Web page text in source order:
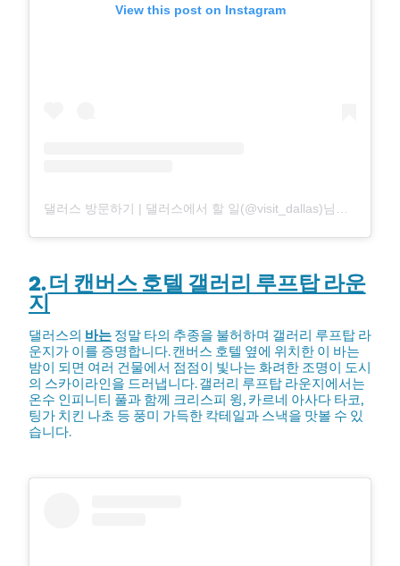
View this post on Instagram
2.더 캔버스 호텔 갤러리 루프탑 라운
지
댈러스의 바는 정말 타의 추종을 불허하며 갤러리 루프탑 라
운지가 이를 증명합니다. 캔버스 호텔 옆에 위치한 이 바는
밤이 되면 여러 건물에서 점점이 빛나는 화려한 조명이 도시
의 스카이라인을 드러냅니다. 갤러리 루프탑 라운지에서는
온수 인피니티 풀과 함께 크리스피 윙, 카르네 아사다 타코,
팅가 치킨 나초 등 풍미 가득한 칵테일과 스낵을 맛볼 수 있
습니다.